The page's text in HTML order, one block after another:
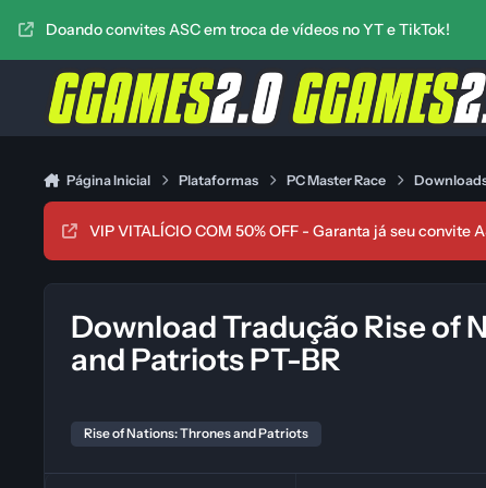
Doando convites ASC em troca de vídeos no YT e TikTok!
Página Inicial Plataformas PC Master Race
VIP VITALÍCIO COM 50% OFF - Garanta já seu convite
Download Tradução Rise of
and Patriots PT-BR
Rise of Nations: Thrones and Patriots